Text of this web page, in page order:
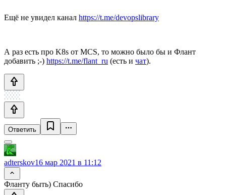
Ещё не увидел канал https://t.me/devopslibrary
А раз есть про K8s от MCS, то можно было бы и Флант
добавить ;-) https://t.me/flant_ru (есть и чат).
Ответить
adterskov16 мар 2021 в 11:12
Фланту быть) Спасибо